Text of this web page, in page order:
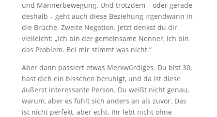
und Männerbewegung. Und trotzdem – oder gerade
deshalb – geht auch diese Beziehung irgendwann in
die Brüche. Zweite Negation. Jetzt denkst du dir
vielleicht: „Ich bin der gemeinsame Nenner, ich bin
das Problem. Bei mir stimmt was nicht.“
Aber dann passiert etwas Merkwürdiges. Du bist 30,
hast dich ein bisschen beruhigt, und da ist diese
äußerst interessante Person. Du weißt nicht genau,
warum, aber es fühlt sich anders an als zuvor. Das
ist nicht perfekt, aber echt. Ihr lebt nicht ohne